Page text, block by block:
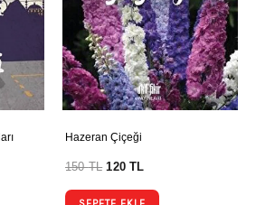
Hazeran Çiçeği
150TL 120TL